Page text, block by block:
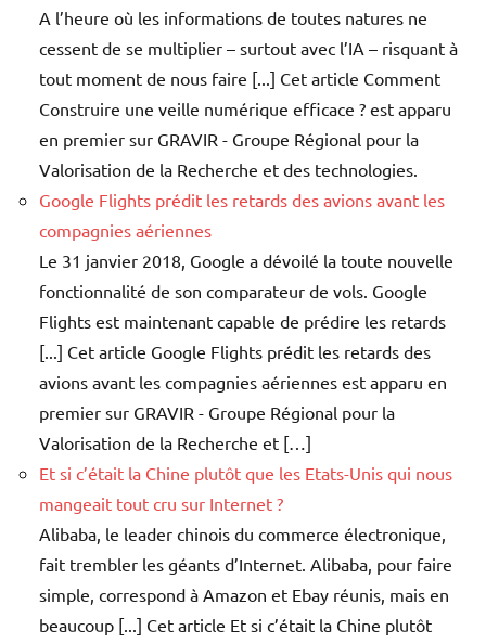
A l’heure où les informations de toutes natures ne
cessent de se multiplier – surtout avec l’IA – risquant à
tout moment de nous faire [...] Cet article Comment
Construire une veille numérique efficace ? est apparu
en premier sur GRAVIR - Groupe Régional pour la
Valorisation de la Recherche et des technologies.
Google Flights prédit les retards des avions avant les
compagnies aériennes
Le 31 janvier 2018, Google a dévoilé la toute nouvelle
fonctionnalité de son comparateur de vols. Google
Flights est maintenant capable de prédire les retards
[...] Cet article Google Flights prédit les retards des
avions avant les compagnies aériennes est apparu en
premier sur GRAVIR - Groupe Régional pour la
Valorisation de la Recherche et […]
Et si c’était la Chine plutôt que les Etats-Unis qui nous
mangeait tout cru sur Internet ?
Alibaba, le leader chinois du commerce électronique,
fait trembler les géants d’Internet. Alibaba, pour faire
simple, correspond à Amazon et Ebay réunis, mais en
beaucoup [...] Cet article Et si c’était la Chine plutôt